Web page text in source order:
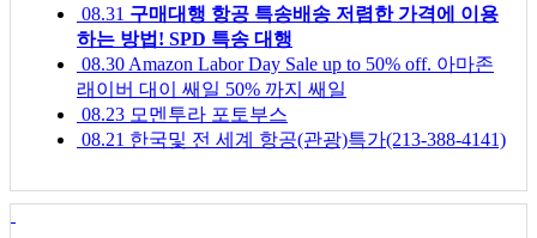
08.31 구매대행 항공 특송배송 저렴한 가격에 이용
하는 방법! SPD 특송 대행
08.30 Amazon Labor Day Sale up to 50% off. 아마존
래이버 대이 쌔일 50% 까지 쌔일
08.23 모멘투라 포토부스
08.21 한국및 전 세계 항공(관광)특가(213-388-4141)